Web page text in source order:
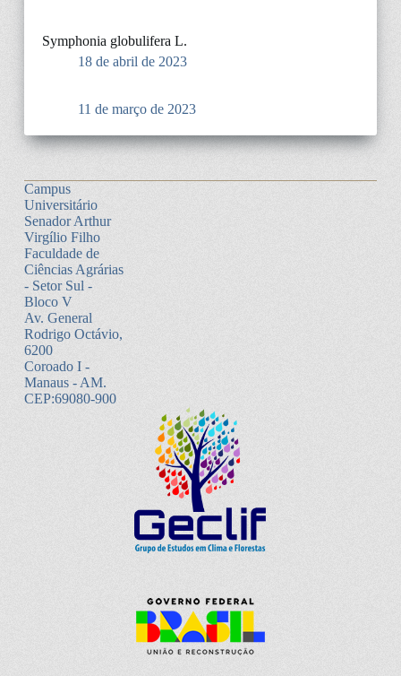
Symphonia globulifera L.
18 de abril de 2023
11 de março de 2023
Campus
Universitário
Senador Arthur
Virgílio Filho
Faculdade de
Ciências Agrárias
- Setor Sul -
Bloco V
Av. General
Rodrigo Octávio,
6200
Coroado I -
Manaus - AM.
CEP:69080-900